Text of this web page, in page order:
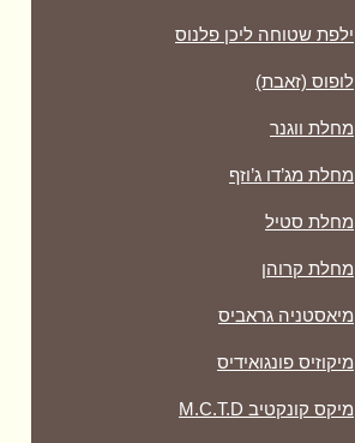
ילפת שטוחה ליכן פלנוס
לופוס (זאבת)
מחלת ווגנר
מחלת מג’דו ג’וזף
מחלת סטיל
מחלת קרוהן
מיאסטניה גראביס
מיקוזיס פונגואידיס
מיקס קונקטיב M.C.T.D